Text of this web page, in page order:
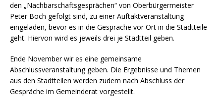
den „Nachbarschaftsgesprächen“ von Oberbürgermeister
Peter Boch gefolgt sind, zu einer Auftaktveranstaltung
eingeladen, bevor es in die Gespräche vor Ort in die Stadtteile
geht. Hiervon wird es jeweils drei je Stadtteil geben.
Ende November wir es eine gemeinsame
Abschlussveranstaltung geben. Die Ergebnisse und Themen
aus den Stadtteilen werden zudem nach Abschluss der
Gespräche im Gemeinderat vorgestellt.